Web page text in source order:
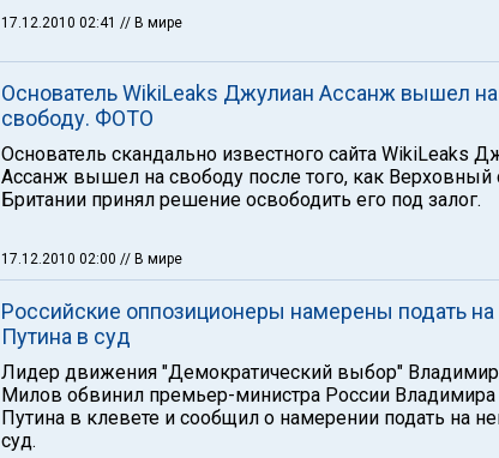
17.12.2010 02:41 // В мире
Основатель WikiLeaks Джулиан Ассанж вышел на
свободу. ФОТО
Основатель скандально известного сайта WikiLeaks
Ассанж вышел на свободу после того, как Верховный
Британии принял решение освободить его под залог.
17.12.2010 02:00 // В мире
Российские оппозиционеры намерены подать на
Путина в суд
Лидер движения "Демократический выбор" Владимир
Милов обвинил премьер-министра России Владимира
Путина в клевете и сообщил о намерении подать на
суд.